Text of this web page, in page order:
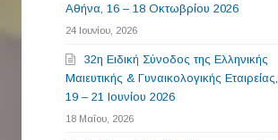
Αθήνα, 16 – 18 Οκτωβρίου 2026
24 Ιουνίου, 2026
32η Ειδική Σύνοδος της Ελληνικής
Μαιευτικής & Γυναικολογικής Εταιρείας,
19 – 21 Ιουνίου 2026
18 Μαΐου, 2026